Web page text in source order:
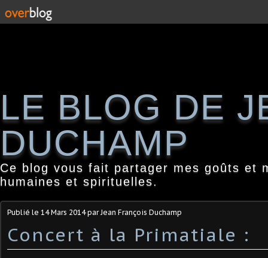
LE BLOG DE
DUCHAMP
Ce blog vous fait partager mes goûts et
humaines et spirituelles.
Publié le 14 Mars 2014par Jean François Duchamp
Concert à la Primatiale :